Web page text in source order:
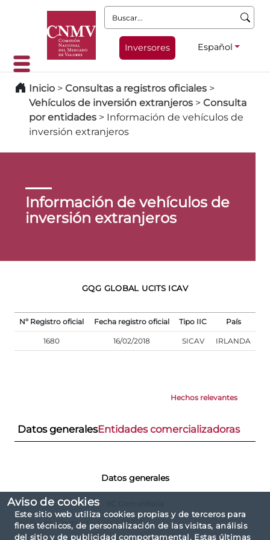
Aviso de cookies
Este sitio web utiliza cookies propias y de terceros para
fines técnicos, de personalización de las visitas, análisis
del sitio y de publicidad comportamental. Estas últimas
Buscar:
Inversores Español
Inicio > Consultas a registros oficiales >
Vehículos de inversión extranjeros > Consulta
por entidades > Información de vehículos de
inversión extranjeros
Información de vehículos de
inversión extranjeros
GQG GLOBAL UCITS ICAV
Nº Registro oficial Fecha registro oficial Tipo IIC País
1680 16/02/2018 SICAV IRLANDA
Hechos relevantes
Datos generalesEntidades comercializadoras
Datos generales
IIC Sujeto a la directiva 2009/65/CE